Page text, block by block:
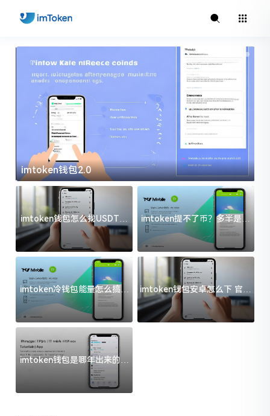
imtoken钱包2.0
imtoken钱包怎么找USDT地
址？三步搞定不踩坑
imtoken提不了币？多半是这
几件事没处理好
imtoken冷钱包能量怎么搞？
过来人告诉你门道
imtoken钱包安卓怎么下 官方
渠道避坑指南
imtoken钱包是哪年出来的？
一文给你说清楚